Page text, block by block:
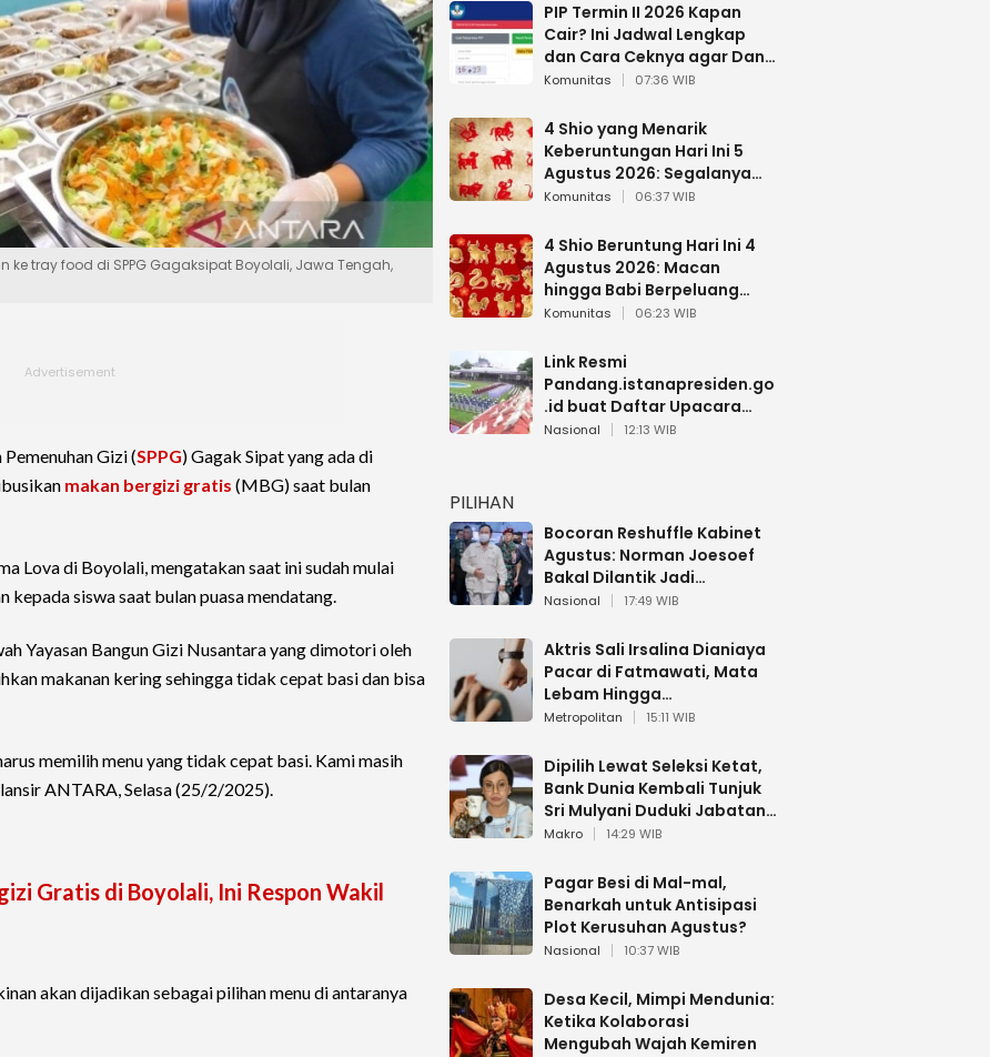
tray food di SPPG Gagaksipat Boyolali, Jawa Tengah,
Pemenuhan Gizi (SPPG) Gagak Sipat yang ada di
makan bergizi gratis (MBG) saat bulan
Lova di Boyolali, mengatakan saat ini sudah mulai
kepada siswa saat bulan puasa mendatang.
Yayasan Bangun Gizi Nusantara yang dimotori oleh
makanan kering sehingga tidak cepat basi dan bisa
memilih menu yang tidak cepat basi. Kami masih
ANTARA, Selasa (25/2/2025).
Gratis di Boyolali, Ini Respon Wakil
akan dijadikan sebagai pilihan menu di antaranya
PIP Termin II 2026 Kapan
Cair? Ini Jadwal Lengkap
dan Cara Ceknya agar Dana
Tidak Hangus!
Komunitas 07:36 WIB
4 Shio yang Menarik
Keberuntungan Hari Ini 5
Agustus 2026: Segalanya
Berjalan Lancar
Komunitas 06:37 WIB
4 Shio Beruntung Hari Ini 4
Agustus 2026: Macan
hingga Babi Berpeluang
Dapat Kabar Baik
Komunitas 06:23 WIB
Link Resmi
Pandang.istanapresiden.go
.id buat Daftar Upacara
Bendera HUT RI di Istana
Nasional 12:13 WIB
PILIHAN
Bocoran Reshuffle Kabinet
Agustus: Norman Joesoef
Bakal Dilantik Jadi
Wamenhan RI
Nasional 17:49 WIB
Aktris Sali Irsalina Dianiaya
Pacar di Fatmawati, Mata
Lebam Hingga
Diselamatkan Polantas
Metropolitan 15:11 WIB
Dipilih Lewat Seleksi Ketat,
Bank Dunia Kembali Tunjuk
Sri Mulyani Duduki Jabatan
Strategis
Makro 14:29 WIB
Pagar Besi di Mal-mal,
Benarkah untuk Antisipasi
Plot Kerusuhan Agustus?
Nasional 10:37 WIB
Desa Kecil, Mimpi Mendunia:
Ketika Kolaborasi
Mengubah Wajah Kemiren